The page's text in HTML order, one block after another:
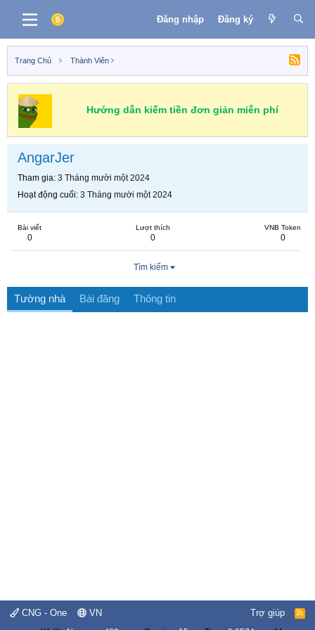
Đăng nhập Đăng ký
Trang Chủ Thành Viên
Hướng dẫn kiếm tiền đơn giản miễn phí
AngarJer
Tham gia 3 Tháng mười một 2024
Hoạt động cuối 3 Tháng mười một 2024
Bài viết
0
Lượt thích
0
VNB Token
0
Tìm kiếm
Tường nhà Bài đăng Thông tin
CNG - One VN Trợ giúp
R